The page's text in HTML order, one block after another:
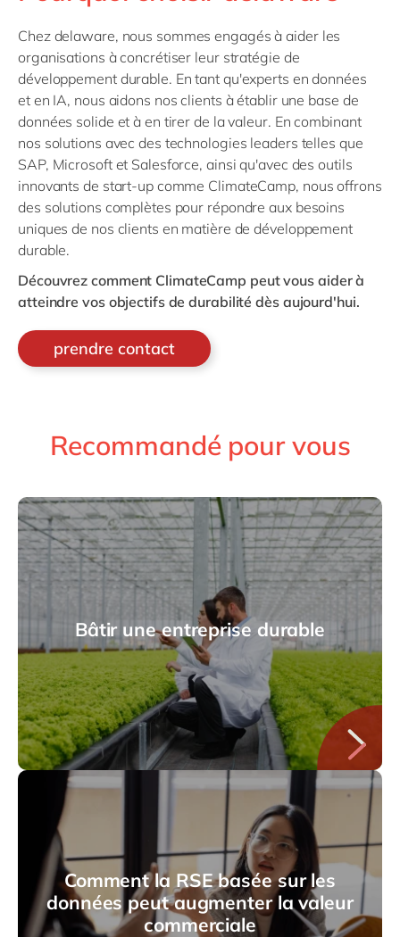
Chez delaware, nous sommes engagés à aider les
organisations à concrétiser leur stratégie de
développement durable. En tant qu'experts en données
et en IA, nous aidons nos clients à établir une base de
données solide et à en tirer de la valeur. En combinant
nos solutions avec des technologies leaders telles que
SAP, Microsoft et Salesforce, ainsi qu'avec des outils
innovants de start-up comme ClimateCamp, nous offrons
des solutions complètes pour répondre aux besoins
uniques de nos clients en matière de développement
durable.
Découvrez comment ClimateCamp peut vous aider à
atteindre vos objectifs de durabilité dès aujourd'hui.
prendre contact
Recommandé pour vous
Bâtir une entreprise durable
Comment la RSE basée sur les
données peut augmenter la valeur
commerciale